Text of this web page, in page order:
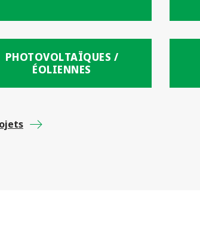
PHOTOVOLTAÏQUES /
ÉOLIENNES